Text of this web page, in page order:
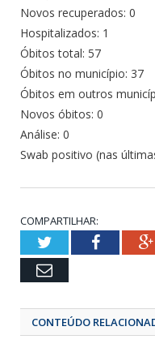
Novos recuperados: 0
Hospitalizados: 1
Óbitos total: 57
Óbitos no município: 37
Óbitos em outros
Novos óbitos: 0
Análise: 0
Swab positivo (nas
COMPARTILHAR:
Twitter
Email
CONTEÚDO